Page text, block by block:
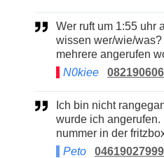
Wer ruft um 1:55 uhr an ohne zu
wissen wer/wie/
mehrere angerufen
N0kiee
wurde ich angerufen.
nummer in der
Peto